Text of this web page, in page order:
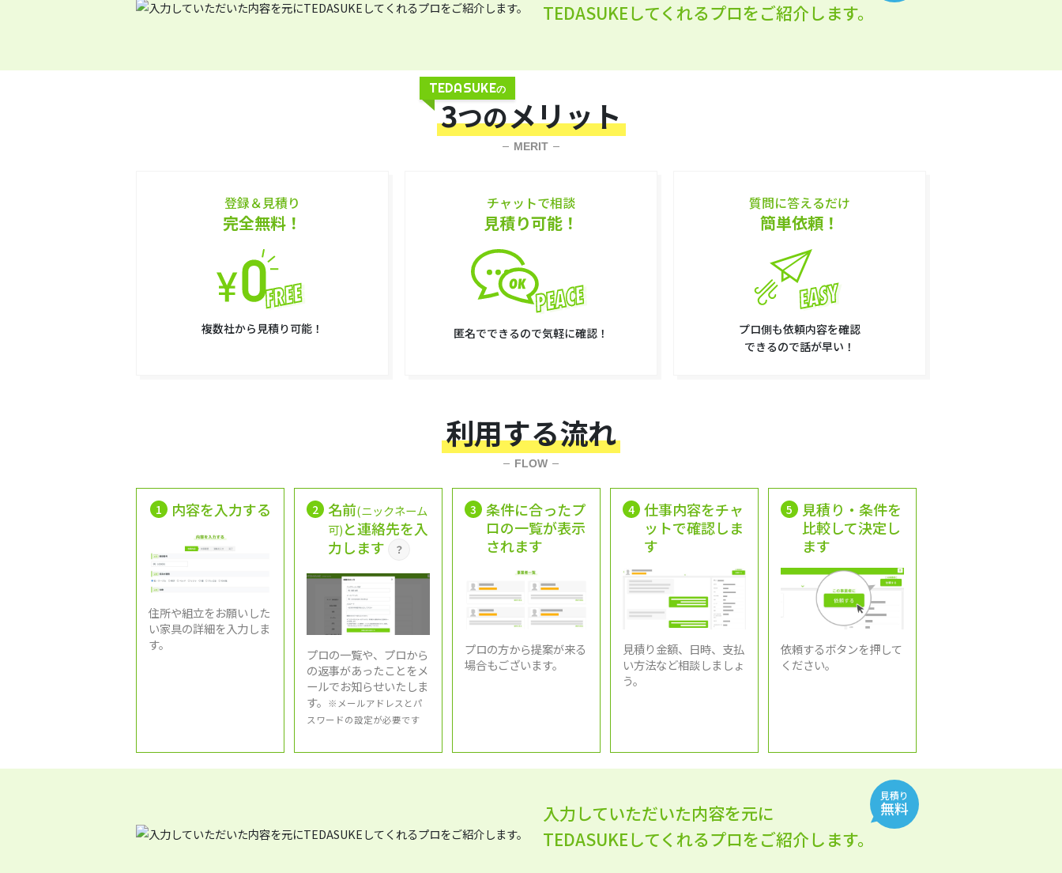
TEDASUKEしてくれるプロをご紹介します。
TEDASUKEの
3つのメリット
MERIT
登録＆見積り
完全無料！
複数社から見積り可能！
チャットで相談
見積り可能！
匿名でできるので気軽に確認！
質問に答えるだけ
簡単依頼！
プロ側も依頼内容を確認
できるので話が早い！
利用する流れ
FLOW
1 内容を入力する
住所や組立をお願いした
い家具の詳細を入力しま
す。
2 名前(ニックネーム
可)と連絡先を入
力します
？
プロの一覧や、プロから
の返事があったことをメ
ールでお知らせいたしま
す。
※メールアドレスとパ
スワードの設定が必要です
3
条件に合ったプ
ロの一覧が表示
されます
プロの方から提案が来る
場合もございます。
4 仕事内容をチャ
ットで確認しま
す
見積り金額、日時、支払
い方法など相談しましょ
う。
5
見積り・条件を
比較して決定し
ます
依頼するボタンを押して
ください。
入力していただいた内容を元に
TEDASUKEしてくれるプロをご紹介します。
見積り
無料